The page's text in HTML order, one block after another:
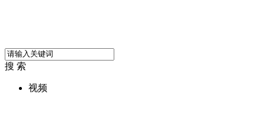
搜 索
视频